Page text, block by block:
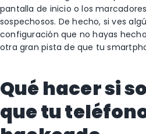
pantalla de inicio o los
sospechosos. De hecho, si ves
configuración que no hayas
otra gran pista de que tu
Qué hacer si
que tu